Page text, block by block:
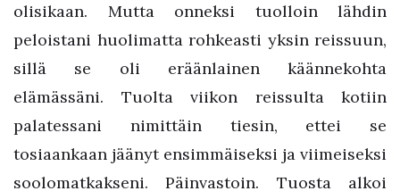
olisikaan. Mutta onneksi tuolloin lähdin
peloistani huolimatta rohkeasti yksin reissuun,
sillä se oli eräänlainen käännekohta
elämässäni. Tuolta viikon reissulta kotiin
palatessani nimittäin tiesin, ettei se
tosiaankaan jäänyt ensimmäiseksi ja viimeiseksi
soolomatkakseni. Päinvastoin. Tuosta alkoi